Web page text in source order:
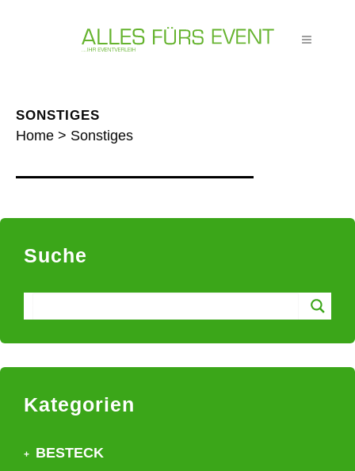
SONSTIGES
Home > Sonstiges
Suche
Kategorien
BESTECK